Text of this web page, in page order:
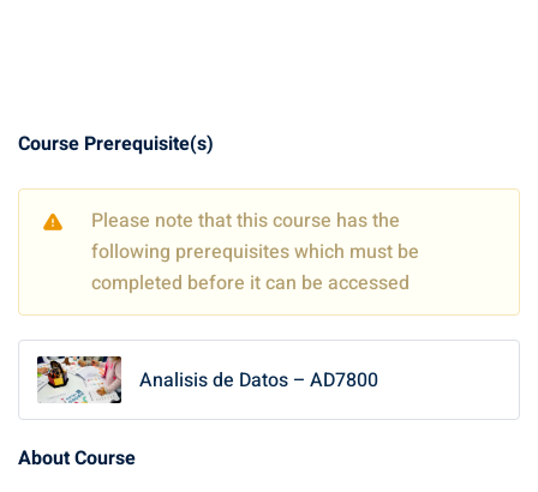
Course Prerequisite(s)
Please note that this course has the
following prerequisites which must be
completed before it can be accessed
Analisis de Datos – AD7800
About Course